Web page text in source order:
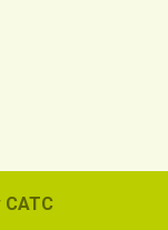
Media